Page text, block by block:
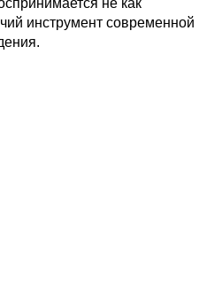
не как
инструмент современной